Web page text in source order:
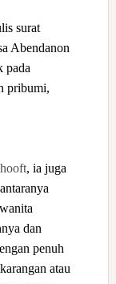
surat
Abendanon
pada
pribumi,
, ia juga
dan
penuh
atau